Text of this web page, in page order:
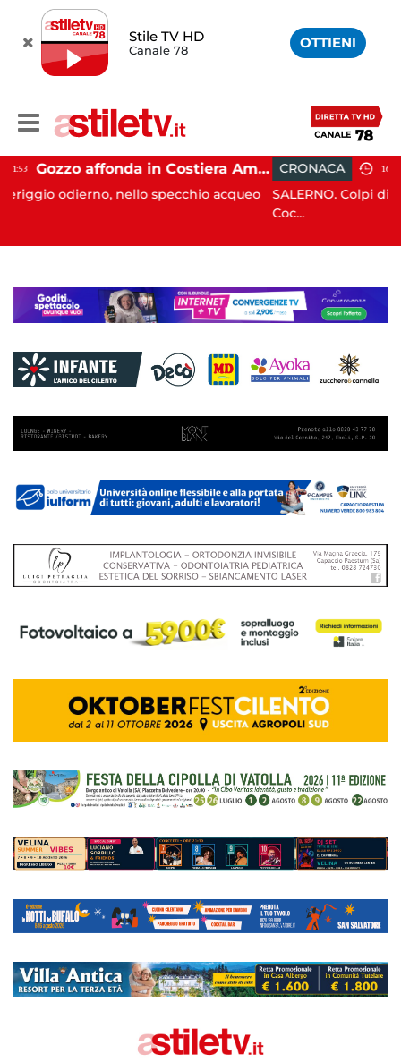
Stile TV HD
Canale 78 OTTIENI
Gozzo affonda in Costiera Amalfitana: occupanti soccorsi da altri natanti
acqueo
CRONACA 16:43
SALERNO. Colpi di pistola sono stati